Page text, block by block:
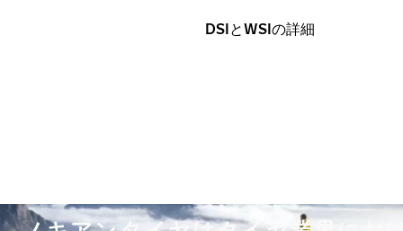
DSIとWSIの詳細